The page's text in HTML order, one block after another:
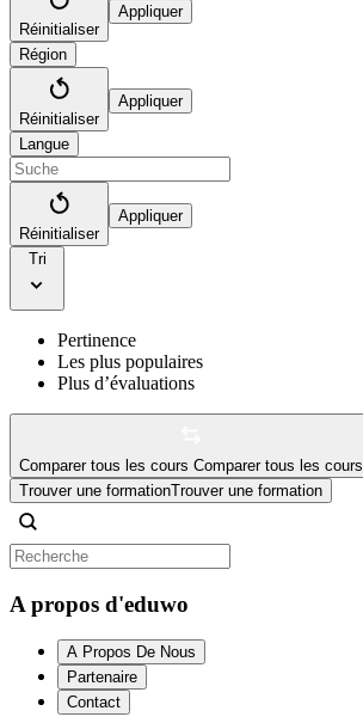
Réinitialiser
Appliquer
Région
Réinitialiser
Appliquer
Langue
Réinitialiser
Appliquer
Tri
Pertinence
Les plus populaires
Plus d’évaluations
Comparer tous les cours Comparer tous les cours
Trouver une formationTrouver une formation
A propos d'eduwo
A Propos De Nous
Partenaire
Contact